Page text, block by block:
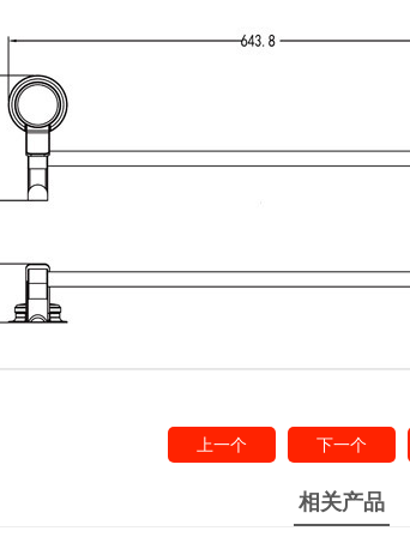
上一个 下一个
相关产品